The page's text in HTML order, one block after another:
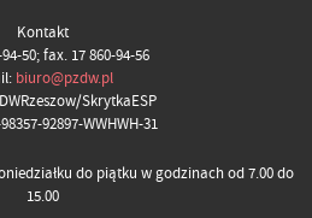
Kontakt
50; fax. 17 860-94-56
biuro@pzdw.pl
SkrytkaESP
92897-WWHWH-31
do piątku w godzinach od 7.00 do
15.00